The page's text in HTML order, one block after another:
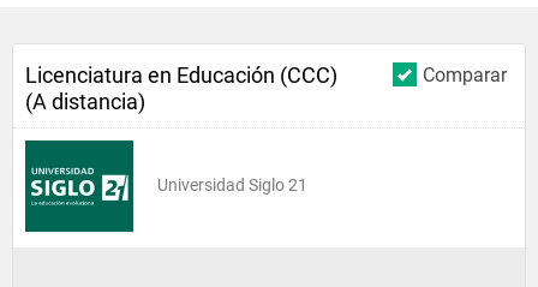
Comparar
Licenciatura en Educación (CCC)
(A distancia)
Universidad Siglo 21